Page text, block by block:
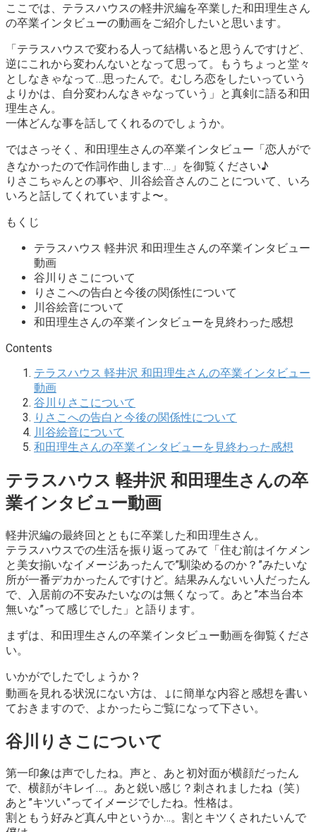
ここでは、テラスハウスの軽井沢編を卒業した和田理生さん
の卒業インタビューの動画をご紹介したいと思います。
「テラスハウスで変わる人って結構いると思うんですけど、
逆にこれから変わんないとなって思って。もうちょっと堂々
としなきゃなって…思ったんで。むしろ恋をしたいっていう
よりかは、自分変わんなきゃなっていう」 と真剣に語る和田
理生さん。
一体どんな事を話してくれるのでしょうか。
ではさっそく、和田理生さんの卒業インタビュー 「恋人がで
きなかったので作詞作曲します…」 を御覧ください♪
りさこちゃんとの事や、川谷絵音さんのことについて、いろ
いろと話してくれていますよ〜。
もくじ
テラスハウス 軽井沢 和田理生さんの卒業インタビュー
動画
谷川りさこについて
りさこへの告白と今後の関係性について
川谷絵音について
和田理生さんの卒業インタビューを見終わった感想
Contents
テラスハウス 軽井沢 和田理生さんの卒業インタビュー
動画
谷川りさこについて
りさこへの告白と今後の関係性について
川谷絵音について
和田理生さんの卒業インタビューを見終わった感想
テラスハウス 軽井沢 和田理生さんの卒
業インタビュー動画
軽井沢編の最終回とともに卒業した和田理生さん。
テラスハウスでの生活を振り返ってみて「住む前はイケメン
と美女揃いなイメージあったんで”馴染めるのか？”みたいな
所が一番デカかったんですけど。結果みんないい人だったん
で、入居前の不安みたいなのは無くなって。あと”本当台本
無いな”って感じでした」と語ります。
まずは、和田理生さんの卒業インタビュー動画を御覧くださ
い。
いかがでしたでしょうか？
動画を見れる状況にない方は、↓に簡単な内容と感想を書い
ておきますので、よかったらご覧になって下さい。
谷川りさこについて
第一印象は声でしたね。声と、あと初対面が横顔だったん
で、横顔がキレイ…。あと鋭い感じ？刺されましたね（笑）
あと ”キツい”ってイメージでしたね。性格は。
割ともう好みど真ん中というか…。割とキツくされたいんで